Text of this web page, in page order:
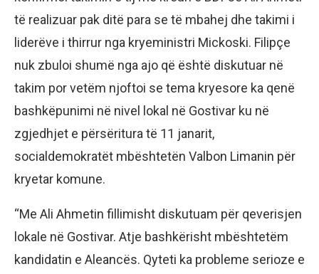
të realizuar pak ditë para se të mbahej dhe takimi i
liderëve i thirrur nga kryeministri Mickoski. Filipçe
nuk zbuloi shumë nga ajo që është diskutuar në
takim por vetëm njoftoi se tema kryesore ka qenë
bashkëpunimi në nivel lokal në Gostivar ku në
zgjedhjet e përsëritura të 11 janarit,
socialdemokratët mbështetën Valbon Limanin për
kryetar komune.
“Me Ali Ahmetin fillimisht diskutuam për qeverisjen
lokale në Gostivar. Atje bashkërisht mbështetëm
kandidatin e Aleancës. Qyteti ka probleme serioze e